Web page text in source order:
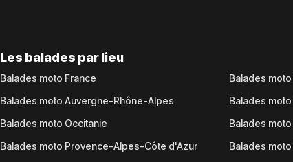
Les balades par lieu
Balades moto France
Balades moto Auvergne-Rhône-Alpes
Balades moto Occitanie
Balades moto Provence-Alpes-Côte d'Azur
Balades moto
Balades
Balades
Balades